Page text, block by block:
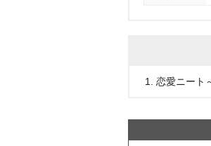
1. 恋愛ニート